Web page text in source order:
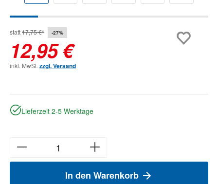
statt17,75 €* -27%
12,95 €
inkl. MwSt. zzgl. Versand
Lieferzeit 2-5 Werktage
In den Warenkorb